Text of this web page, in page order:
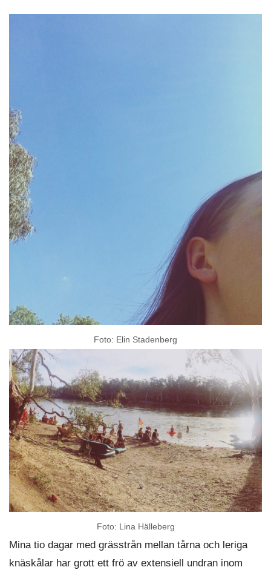
Foto: Elin Stadenberg
Foto: Lina Hälleberg
Mina tio dagar med grässtrån mellan tårna och leriga
knäskålar har grott ett frö av extensiell undran inom